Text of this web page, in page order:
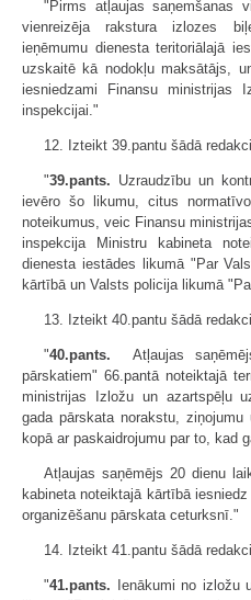
"Pirms atļaujas saņemšanas
vienreizēja rakstura izlozes
ieņēmumu dienesta teritoriālajā
uzskaitē kā nodokļu maksātājs,
iesniedzami Finansu ministrijas
inspekcijai."
12. Izteikt 39.pantu šādā
"39.pants. Uzraudzību un
ievēro šo likumu, citus
noteikumus, veic Finansu
inspekcija Ministru kabineta
dienesta iestādes likumā "Par
kārtībā un Valsts policija likumā
13. Izteikt 40.pantu šādā
"40.pants. Atļaujas
pārskatiem" 66.pantā noteiktajā
ministrijas Izložu un azartspēļu
gada pārskata norakstu,
kopā ar paskaidrojumu par to, kad
Atļaujas saņēmējs 20 dienu
kabineta noteiktajā kārtībā
organizēšanu pārskata ceturksnī."
14. Izteikt 41.pantu šādā
"41.pants. Ienākumi no izložu